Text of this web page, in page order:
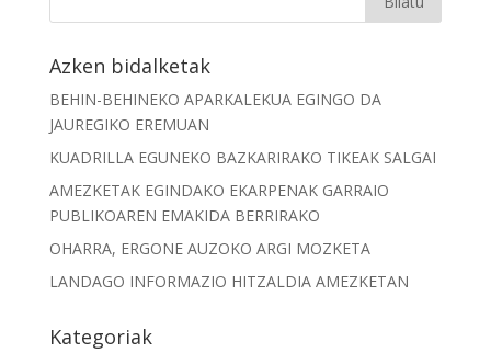
Azken bidalketak
BEHIN-BEHINEKO APARKALEKUA EGINGO DA
JAUREGIKO EREMUAN
KUADRILLA EGUNEKO BAZKARIRAKO TIKEAK SALGAI
AMEZKETAK EGINDAKO EKARPENAK GARRAIO
PUBLIKOAREN EMAKIDA BERRIRAKO
OHARRA, ERGONE AUZOKO ARGI MOZKETA
LANDAGO INFORMAZIO HITZALDIA AMEZKETAN
Kategoriak